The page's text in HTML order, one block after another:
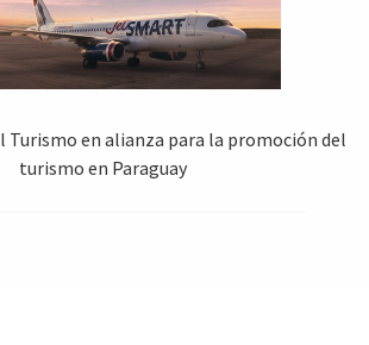
Turismo en alianza para la promoción del
turismo en Paraguay